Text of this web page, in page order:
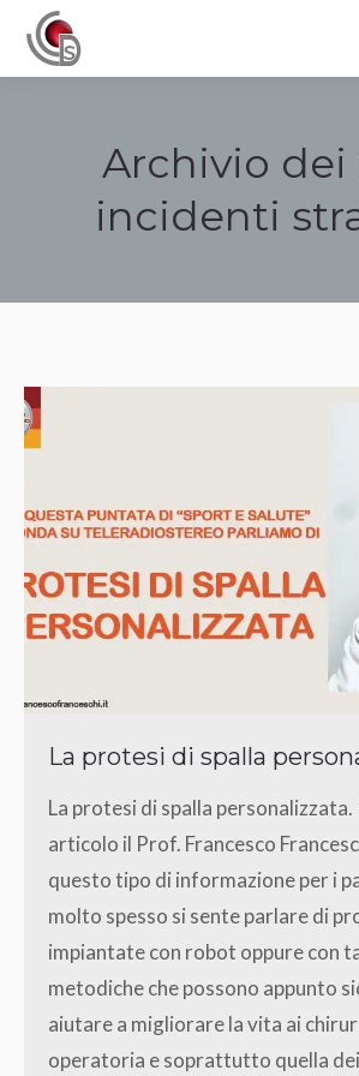
Archivio dei
incidenti
La protesi di spalla
La protesi di spalla personalizzata.
articolo il Prof. Francesco
questo tipo di informazione per i
molto spesso si sente parlare di
impiantate con robot oppure con
metodiche che possono appunto
aiutare a migliorare la vita ai
operatoria e soprattutto quella